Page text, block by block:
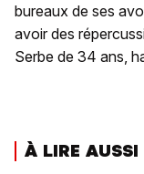
bureaux de ses
avoir des
Serbe de 34 ans,
À LIRE AUSSI